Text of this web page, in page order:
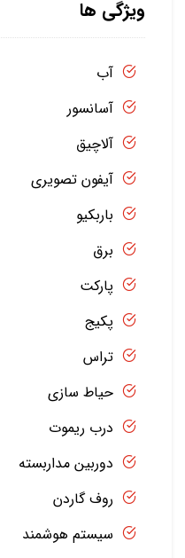
ویژگی ها
آب
آسانسور
آلاچیق
آیفون تصویری
باربکیو
برق
پارکت
پکیج
تراس
حیاط سازی
درب ریموت
دوربین مداربسته
روف گاردن
سیستم هوشمند